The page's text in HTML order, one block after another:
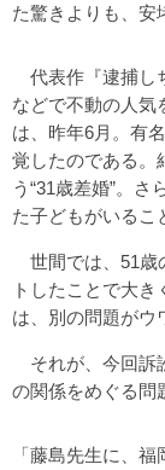
た驚きよりも、安
代表作『逮捕し
などで不動の人気
は、昨年6月。有
覚したのである。
う“31歳差婚”。
た子どもがいるこ
世間では、51歳
トしたことで大
は、別の問題がウ
それが、今回訴
の関係をめぐる問
「藤島先生に、